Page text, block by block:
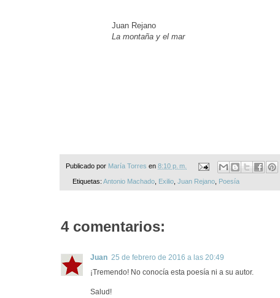
Juan Rejano
La montaña y el mar
Publicado por María Torres en 8:10 p. m.
Etiquetas: Antonio Machado, Exilio, Juan Rejano, Poesía
4 comentarios:
Juan 25 de febrero de 2016 a las 20:49
¡Tremendo! No conocía esta poesía ni a su autor.
Salud!